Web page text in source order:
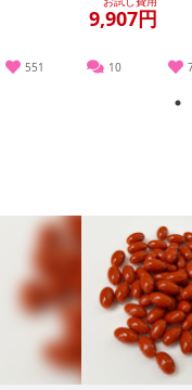
9,907円
551 10
1